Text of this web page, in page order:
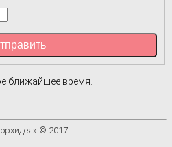
ближайшее время.
© 2017